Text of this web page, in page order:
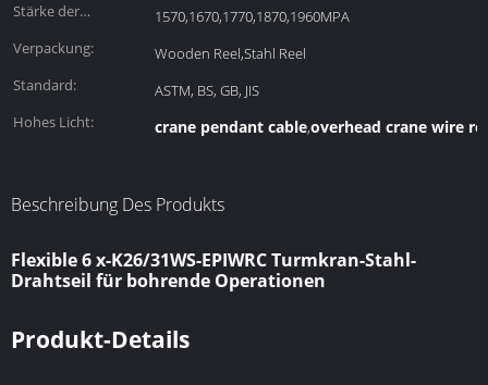
Stärke der
1570,1670,1770,1870,1960MPA
Verpackung:
Wooden Reel,Stahl Reel
Standard:
ASTM, BS, GB, JIS
Hohes Licht:
crane pendant cable,overhead crane wire
Beschreibung Des Produkts
Flexible 6 x-K26/31WS-EPIWRC Turmkran-Stahl-
Drahtseil für bohrende Operationen
Produkt-Details